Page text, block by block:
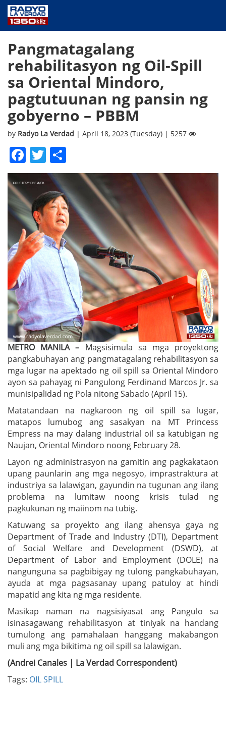
PUBLIC SERVICE
ANNOUNCEMENTS
PROGRAMS
ABOUT
CONTACT US
Pangmatagalang
rehabilitasyon ng Oil-Spill
sa Oriental Mindoro,
pagtutuunan ng pansin ng
gobyerno – PBBM
by Radyo La Verdad | April 18, 2023 (Tuesday) | 5257
Facebook
Twitter
METRO MANILA – Magsisimula sa mga proyektong
pangkabuhayan ang pangmatagalang rehabilitasyon sa
mga lugar na apektado ng oil spill sa Oriental Mindoro
ayon sa pahayag ni Pangulong Ferdinand Marcos Jr. sa
munisipalidad ng Pola nitong Sabado (April 15).
Matatandaan na nagkaroon ng oil spill sa lugar,
matapos lumubog ang sasakyan na MT Princess
Empress na may dalang industrial oil sa katubigan ng
Naujan, Oriental Mindoro noong February 28.
Layon ng administrasyon na gamitin ang pagkakataon
upang paunlarin ang mga negosyo, imprastraktura at
industriya sa lalawigan, gayundin na tugunan ang ilang
problema na lumitaw noong krisis tulad ng
pagkukunan ng maiinom na tubig.
Katuwang sa proyekto ang ilang ahensya gaya ng
Department of Trade and Industry (DTI), Department
of Social Welfare and Development (DSWD), at
Department of Labor and Employment (DOLE) na
nangunguna sa pagbibigay ng tulong pangkabuhayan,
ayuda at mga pagsasanay upang patuloy at hindi
mapatid ang kita ng mga residente.
Masikap naman na nagsisiyasat ang Pangulo sa
isinasagawang rehabilitasyon at tiniyak na handang
tumulong ang pamahalaan hanggang makabangon
muli ang mga bikitima ng oil spill sa lalawigan.
(Andrei Canales | La Verdad Correspondent)
Tags: OIL SPILL